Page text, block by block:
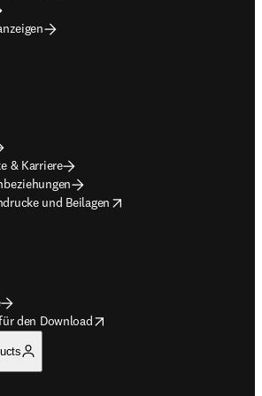
& Karriere
und Beilagen
window
den Download
window